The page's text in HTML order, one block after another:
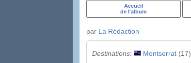
Accueil
de l'album
par La Rédaction
Destinations: Montserrat(17)